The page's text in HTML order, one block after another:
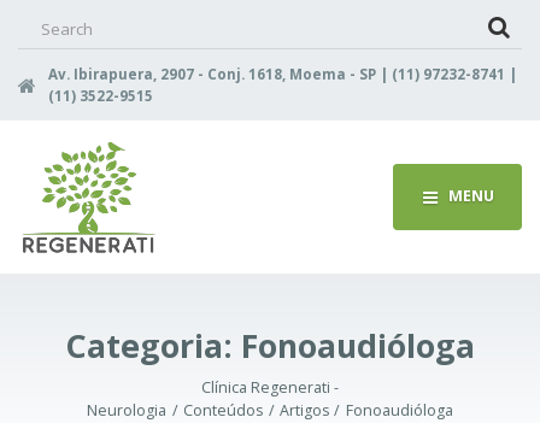
Av. Ibirapuera, 2907 - Conj. 1618, Moema - SP | (11) 97232-8741 |
(11) 3522-9515
MENU
Categoria: Fonoaudióloga
Clínica Regenerati -
Neurologia
Conteúdos Artigos Fonoaudióloga